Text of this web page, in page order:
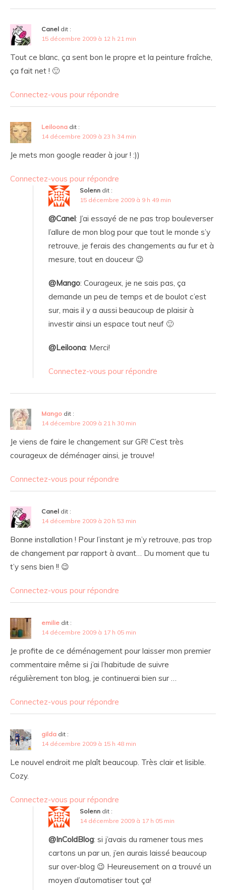
Canel dit :
15 décembre 2009 à 12 h 21 min
Tout ce blanc, ça sent bon le propre et la peinture fraîche,
ça fait net ! 🙂
Connectez-vous pour répondre
Leiloona dit :
14 décembre 2009 à 23 h 34 min
Je mets mon google reader à jour ! :))
Connectez-vous pour répondre
Solenn dit :
15 décembre 2009 à 9 h 49 min
@Canel: J’ai essayé de ne pas trop bouleverser
l’allure de mon blog pour que tout le monde s’y
retrouve, je ferais des changements au fur et à
mesure, tout en douceur 😉
@Mango: Courageux, je ne sais pas, ça
demande un peu de temps et de boulot c’est
sur, mais il y a aussi beaucoup de plaisir à
investir ainsi un espace tout neuf 🙂
@Leiloona: Merci!
Connectez-vous pour répondre
Mango dit :
14 décembre 2009 à 21 h 30 min
Je viens de faire le changement sur GR! C’est très
courageux de déménager ainsi, je trouve!
Connectez-vous pour répondre
Canel dit :
14 décembre 2009 à 20 h 53 min
Bonne installation ! Pour l’instant je m’y retrouve, pas trop
de changement par rapport à avant… Du moment que tu
t’y sens bien !! 😉
Connectez-vous pour répondre
emilie dit :
14 décembre 2009 à 17 h 05 min
Je profite de ce déménagement pour laisser mon premier
commentaire même si j’ai l’habitude de suivre
régulièrement ton blog, je continuerai bien sur …
Connectez-vous pour répondre
gilda dit :
14 décembre 2009 à 15 h 48 min
Le nouvel endroit me plaît beaucoup. Très clair et lisible.
Cozy.
Connectez-vous pour répondre
Solenn dit :
14 décembre 2009 à 17 h 05 min
@InColdBlog: si j’avais du ramener tous mes
cartons un par un, j’en aurais laissé beaucoup
sur over-blog 😉 Heureusement on a trouvé un
moyen d’automatiser tout ça!